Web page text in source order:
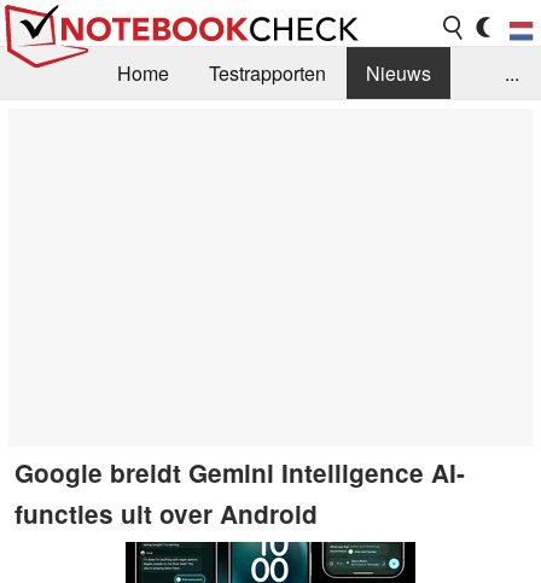
Home Testrapporten
Nieuws
...
Google breidt Gemini Intelligence AI-
functies uit over Android